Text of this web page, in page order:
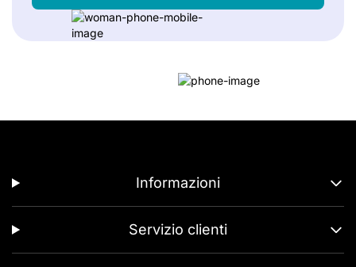
Informazioni
Servizio clienti